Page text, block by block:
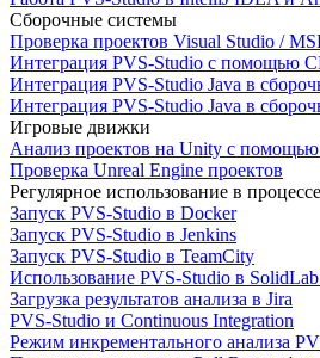
Сборочные системы
Проверка проектов Visual Studio /
Интеграция PVS-Studio с помощью
Интеграция PVS-Studio Java в
Интеграция PVS-Studio Java в
Игровые движки
Анализ проектов на Unity с
Проверка Unreal Engine проектов
Регулярное использование в
Запуск PVS-Studio в Docker
Запуск PVS-Studio в Jenkins
Запуск PVS-Studio в TeamCity
Использование PVS-Studio в
Загрузка результатов анализа в Jira
PVS-Studio и Continuous Integration
Режим инкрементального анализа